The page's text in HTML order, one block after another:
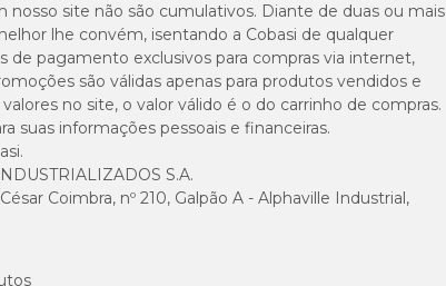
site não são cumulativos. Diante de duas ou mais
lhe convém, isentando a Cobasi de qualquer
de pagamento exclusivos para compras via internet,
são válidas apenas para produtos vendidos e
no site, o valor válido é o do carrinho de compras.
suas informações pessoais e financeiras.
S.A.
Coimbra, nº 210, Galpão A - Alphaville Industrial,